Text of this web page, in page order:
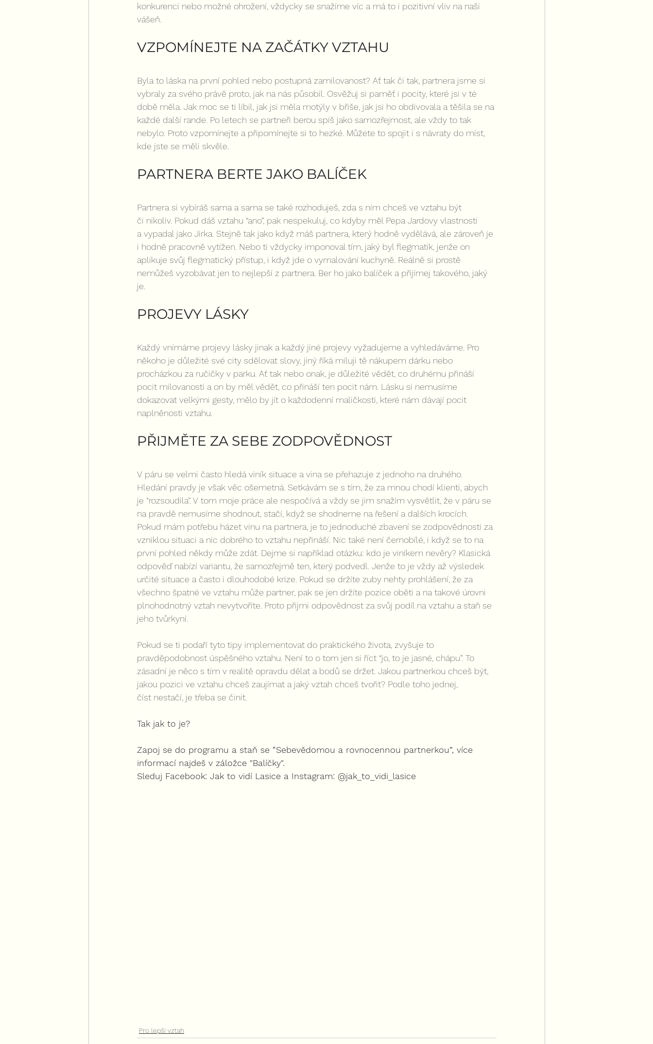
konkurenci nebo možné ohrožení, vždycky se snažíme víc a má to i pozitivní vliv na naši
vášeň.
VZPOMÍNEJTE NA ZAČÁTKY VZTAHU
Byla to láska na první pohled nebo postupná zamilovanost? Ať tak či tak, partnera jsme si
vybraly za svého právě proto, jak na nás působil. Osvěžuj si paměť i pocity, které jsi v té
době měla. Jak moc se ti líbil, jak jsi měla motýly v břiše, jak jsi ho obdivovala a těšila se na
každé další rande. Po letech se partneři berou spíš jako samozřejmost, ale vždy to tak
nebylo. Proto vzpomínejte a připomínejte si to hezké. Můžete to spojit i s návraty do míst,
kde jste se měli skvěle.
PARTNERA BERTE JAKO BALÍČEK
Partnera si vybíráš sama a sama se také rozhoduješ, zda s ním chceš ve vztahu být
či nikoliv. Pokud dáš vztahu “ano”, pak nespekuluj, co kdyby měl Pepa Jardovy vlastnosti
a vypadal jako Jirka. Stejně tak jako když máš partnera, který hodně vydělává, ale zároveň je
i hodně pracovně vytížen. Nebo ti vždycky imponoval tím, jaký byl flegmatik, jenže on
aplikuje svůj flegmatický přístup, i když jde o vymalování kuchyně. Reálně si prostě
nemůžeš vyzobávat jen to nejlepší z partnera. Ber ho jako balíček a přijímej takového, jaký
je.
PROJEVY LÁSKY
Každý vnímáme projevy lásky jinak a každý jiné projevy vyžadujeme a vyhledáváme. Pro
někoho je důležité své city sdělovat slovy, jiný říká miluji tě nákupem dárku nebo
procházkou za ručičky v parku. Ať tak nebo onak, je důležité vědět, co druhému přináší
pocit milovanosti a on by měl vědět, co přináší ten pocit nám. Lásku si nemusíme
dokazovat velkými gesty, mělo by jít o každodenní maličkosti, které nám dávají pocit
naplněnosti vztahu.
PŘIJMĚTE ZA SEBE ZODPOVĚDNOST
V páru se velmi často hledá viník situace a vina se přehazuje z jednoho na druhého.
Hledání pravdy je však věc ošemetná. Setkávám se s tím, že za mnou chodí klienti, abych
je “rozsoudila”. V tom moje práce ale nespočívá a vždy se jim snažím vysvětlit, že v páru se
na pravdě nemusíme shodnout, stačí, když se shodneme na řešení a dalších krocích.
Pokud mám potřebu házet vinu na partnera, je to jednoduché zbavení se zodpovědnosti za
vzniklou situaci a nic dobrého to vztahu nepřináší. Nic také není černobílé, i když se to na
první pohled někdy může zdát. Dejme si například otázku: kdo je viníkem nevěry? Klasická
odpověď nabízí variantu, že samozřejmě ten, který podvedl. Jenže to je vždy až výsledek
určité situace a často i dlouhodobé krize. Pokud se držíte zuby nehty prohlášení, že za
všechno špatné ve vztahu může partner, pak se jen držíte pozice oběti a na takové úrovni
plnohodnotný vztah nevytvoříte. Proto přijmi odpovědnost za svůj podíl na vztahu a staň se
jeho tvůrkyní.
Pokud se ti podaří tyto tipy implementovat do praktického života, zvyšuje to
pravděpodobnost úspěšného vztahu. Není to o tom jen si říct “jo, to je jasné, chápu”. To
zásadní je něco s tím v realitě opravdu dělat a bodů se držet. Jakou partnerkou chceš být,
jakou pozici ve vztahu chceš zaujímat a jaký vztah chceš tvořit? Podle toho jednej,
číst nestačí, je třeba se činit.
Tak jak to je?
Zapoj se do programu a staň se “Sebevědomou a rovnocennou partnerkou”, více
informací najdeš v záložce "Balíčky".
Sleduj Facebook: Jak to vidí Lasice a Instagram: @jak_to_vidi_lasice
Pro lepší vztah